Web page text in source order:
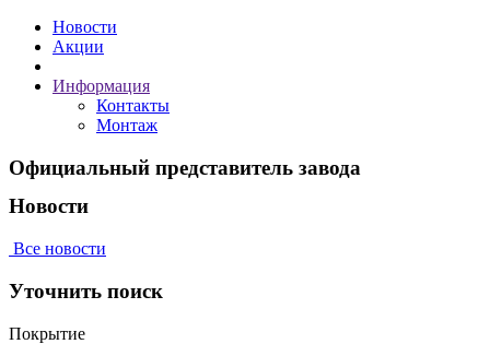
Новости
Акции
Информация
Контакты
Монтаж
Официальный представитель завода
Новости
Все новости
Уточнить поиск
Покрытие